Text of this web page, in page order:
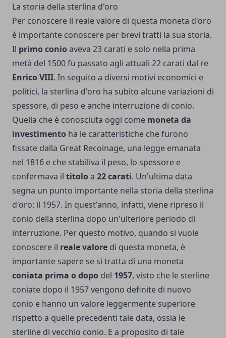
La storia della sterlina d'oro
Per conoscere il reale valore di questa moneta d'oro
è importante conoscere per brevi tratti la sua storia.
Il primo conio aveva 23 carati e solo nella prima
metà del 1500 fu passato agli attuali 22 carati dal re
Enrico VIII. In seguito a diversi motivi economici e
politici, la sterlina d'oro ha subito alcune variazioni di
spessore, di peso e anche interruzione di conio.
Quella che è conosciuta oggi come moneta da
investimento ha le caratteristiche che furono
fissate dalla Great Recoinage, una legge emanata
nel 1816 e che stabiliva il peso, lo spessore e
confermava il titolo a 22carati. Un'ultima data
segna un punto importante nella storia della sterlina
d'oro: il 1957. In quest'anno, infatti, viene ripreso il
conio della sterlina dopo un'ulteriore periodo di
interruzione. Per questo motivo, quando si vuole
conoscere il realevalore di questa moneta, è
importante sapere se si tratta di una moneta
coniata prima o dopo del 1957, visto che le sterline
coniate dopo il 1957 vengono definite di nuovo
conio e hanno un valore leggermente superiore
rispetto a quelle precedenti tale data, ossia le
sterline di vecchio conio. E a proposito di tale